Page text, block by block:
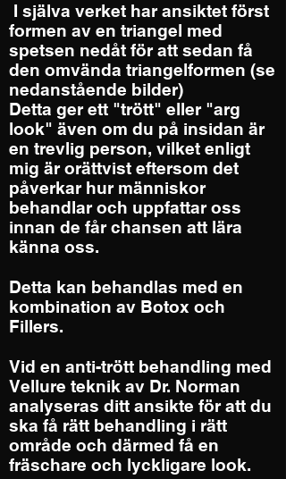
​ I själva verket har ansiktet först
formen av en triangel med
spetsen nedåt för att sedan få
den omvända triangelformen (se
nedanstående bilder)
Detta ger ett "trött" eller "arg
look" även om du på insidan är
en trevlig person, vilket enligt
mig är orättvist eftersom det
påverkar hur människor
behandlar och uppfattar oss
innan de får chansen att lära
känna oss.
Detta kan behandlas med en
kombination av Botox och
Fillers.
Vid en anti-trött behandling med
Vellure teknik av Dr. Norman
analyseras ditt ansikte för att du
ska få rätt behandling i rätt
område och därmed få en
fräschare och lyckligare look.